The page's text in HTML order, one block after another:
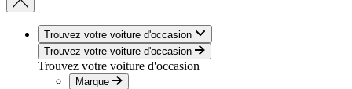
Trouvez votre voiture d'occasion
Trouvez votre voiture d'occasion
Trouvez votre voiture d'occasion
Marque